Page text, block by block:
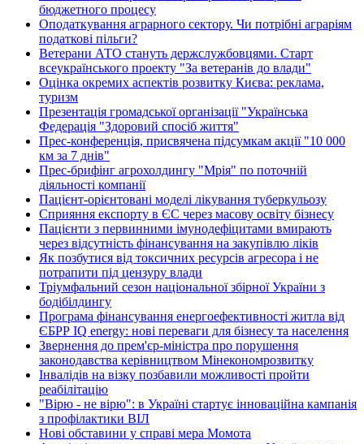
бюджетного процесу
Оподаткування аграрного сектору. Чи потрібні аграріям
податкові пільги?
Ветерани АТО стануть держслужбовцями. Старт
всеукраїнського проекту "За ветеранів до влади"
Оцінка окремих аспектів розвитку Києва: реклама,
туризм
Презентація громадської організації "Українська
Федерація "Здоровий спосіб життя"
Прес-конференція, присвячена підсумкам акції "10 000
км за 7 днів"
Прес-брифінг агрохолдингу "Мрія" по поточній
діяльності компанії
Пацієнт-орієнтовані моделі лікування туберкульозу
Сприяння експорту в ЄС через масову освіту бізнесу
Пацієнти з первинними імунодефіцитами вмирають
через відсутність фінансування на закупівлю ліків
Як позбутися від токсичних ресурсів агресора і не
потрапити під цензуру влади
Тріумфальний сезон національної збірної України з
бодібілдингу
Програма фінансування енергоефективності житла від
ЄБРР IQ energy: нові переваги для бізнесу та населення
Звернення до прем'єр-міністра про порушення
законодавства керівництвом Мінекономрозвитку
Інвалідів на візку позбавили можливості пройти
реабілітацію
"Вірю - не вірю": в Україні стартує інноваційна кампанія
з профілактики ВІЛ
Нові обставини у справі мера Момота